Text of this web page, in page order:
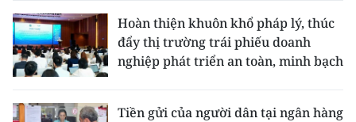
Hoàn thiện khuôn khổ pháp lý, thúc
đẩy thị trường trái phiếu doanh
nghiệp phát triển an toàn, minh bạch
Tiền gửi của người dân tại ngân hàng